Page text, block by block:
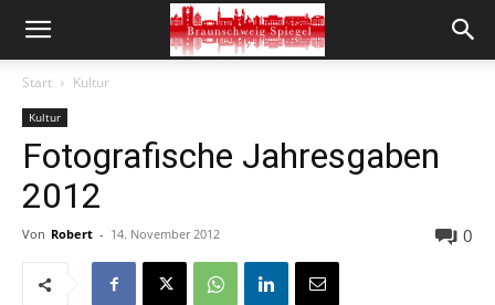
Start Kultur
Kultur
Fotografische Jahresgaben
2012
Von Robert - 14. November 2012 0